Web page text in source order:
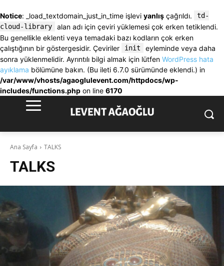
Notice: _load_textdomain_just_in_time işlevi yanlış çağrıldı.
td-
cloud-library
alan adı için çeviri yüklemesi çok erken tetiklendi.
Bu genellikle eklenti veya temadaki bazı kodların çok erken
çalıştığının bir göstergesidir. Çeviriler
init
eyleminde veya daha
sonra yüklenmelidir. Ayrıntılı bilgi almak için lütfen WordPress hata
ayıklama bölümüne bakın. (Bu ileti 6.7.0 sürümünde eklendi.) in
/var/www/vhosts/agaoglulevent.com/httpdocs/wp-
includes/functions.php on line 6170
Ana Sayfa TALKS
TALKS